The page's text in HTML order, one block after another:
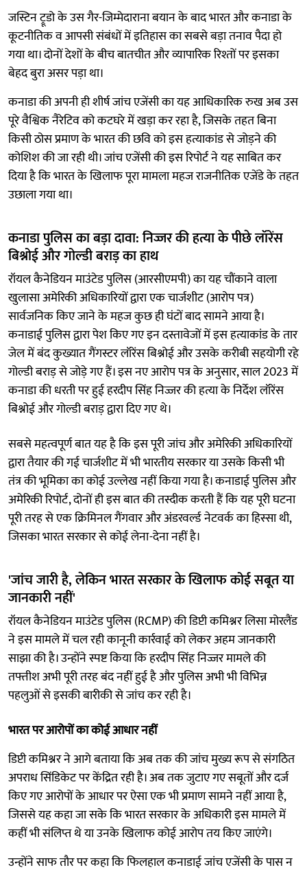
जस्टिन ट्रूडो के उस गैर-जिम्मेदाराना बयान के बाद भारत और कनाडा के
कूटनीतिक व आपसी संबंधों में इतिहास का सबसे बड़ा तनाव पैदा हो
गया था। दोनों देशों के बीच बातचीत और व्यापारिक रिश्तों पर इसका
बेहद बुरा असर पड़ा था।
कनाडा की अपनी ही शीर्ष जांच एजेंसी का यह आधिकारिक रुख अब उस
पूरे वैश्विक नैरेटिव को कटघरे में खड़ा कर रहा है, जिसके तहत बिना
किसी ठोस प्रमाण के भारत की छवि को इस हत्याकांड से जोड़ने की
कोशिश की जा रही थी। जांच एजेंसी की इस रिपोर्ट ने यह साबित कर
दिया है कि भारत के खिलाफ पूरा मामला महज राजनीतिक एजेंडे के तहत
उछाला गया था।
कनाडा पुलिस का बड़ा दावा: निज्जर की हत्या के पीछे लॉरेंस
बिश्नोई और गोल्डी बराड़ का हाथ
रॉयल कैनेडियन माउंटेड पुलिस (आरसीएमपी) का यह चौंकाने वाला
खुलासा अमेरिकी अधिकारियों द्वारा एक चार्जशीट (आरोप पत्र)
सार्वजनिक किए जाने के महज कुछ ही घंटों बाद सामने आया है।
कनाडाई पुलिस द्वारा पेश किए गए इन दस्तावेजों में इस हत्याकांड के तार
जेल में बंद कुख्यात गैंगस्टर लॉरेंस बिश्नोई और उसके करीबी सहयोगी रहे
गोल्डी बराड़ से जोड़े गए हैं। इस नए आरोप पत्र के अनुसार, साल 2023 में
कनाडा की धरती पर हुई हरदीप सिंह निज्जर की हत्या के निर्देश लॉरेंस
बिश्नोई और गोल्डी बराड़ द्वारा दिए गए थे।
सबसे महत्वपूर्ण बात यह है कि इस पूरी जांच और अमेरिकी अधिकारियों
द्वारा तैयार की गई चार्जशीट में भी भारतीय सरकार या उसके किसी भी
तंत्र की भूमिका का कोई उल्लेख नहीं किया गया है। कनाडाई पुलिस और
अमेरिकी रिपोर्ट, दोनों ही इस बात की तस्दीक करती हैं कि यह पूरी घटना
पूरी तरह से एक क्रिमिनल गैंगवार और अंडरवर्ल्ड नेटवर्क का हिस्सा थी,
जिसका भारत सरकार से कोई लेना-देना नहीं है।
'जांच जारी है, लेकिन भारत सरकार के खिलाफ कोई सबूत या
जानकारी नहीं'
रॉयल कैनेडियन माउंटेड पुलिस (RCMP) की डिप्टी कमिश्नर लिसा मोरलैंड
ने इस मामले में चल रही कानूनी कार्रवाई को लेकर अहम जानकारी
साझा की है। उन्होंने स्पष्ट किया कि हरदीप सिंह निज्जर मामले की
तफ्तीश अभी पूरी तरह बंद नहीं हुई है और पुलिस अभी भी विभिन्न
पहलुओं से इसकी बारीकी से जांच कर रही है।
भारत पर आरोपों का कोई आधार नहीं
डिप्टी कमिश्नर ने आगे बताया कि अब तक की जांच मुख्य रूप से संगठित
अपराध सिंडिकेट पर केंद्रित रही है। अब तक जुटाए गए सबूतों और दर्ज
किए गए आरोपों के आधार पर ऐसा एक भी प्रमाण सामने नहीं आया है,
जिससे यह कहा जा सके कि भारत सरकार के अधिकारी इस मामले में
कहीं भी संलिप्त थे या उनके खिलाफ कोई आरोप तय किए जाएंगे।
उन्होंने साफ तौर पर कहा कि फिलहाल कनाडाई जांच एजेंसी के पास न